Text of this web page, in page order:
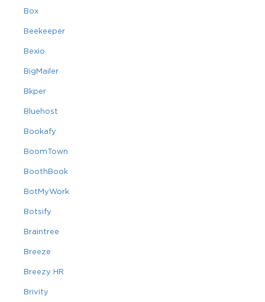
Box
Beekeeper
Bexio
BigMailer
Bkper
Bluehost
Bookafy
BoomTown
BoothBook
BotMyWork
Botsify
Braintree
Breeze
Breezy HR
Brivity